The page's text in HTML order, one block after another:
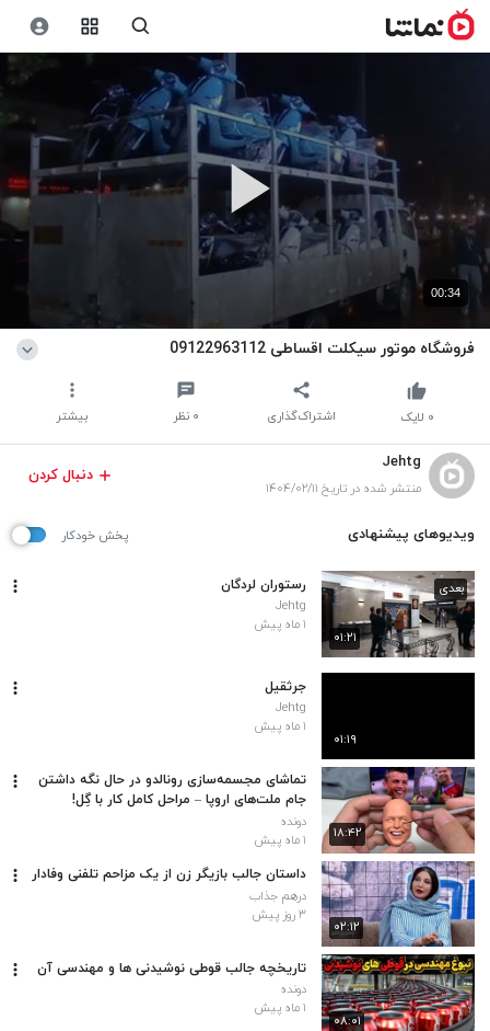
00:34
فروشگاه موتور سیکلت اقساطی 09122963112
اشتراک‌گذاری ۰ نظر بیشتر ۰ لایک
Jehtg
منتشر شده در تاریخ ۱۴۰۴/۰۲/۱۱
دنبال کردن
ویدیوهای پیشنهادی پخش خودکار
۰۱:۲۱
بعدی رستوران لردگان
Jehtg
۱ ماه پیش
۰۱:۱۹
جرثقیل
Jehtg
۱ ماه پیش
۱۸:۴۲
تماشای مجسمه‌سازی رونالدو در حال نگه داشتن
جام ملت‌های اروپا – مراحل کامل کار با گِل!
دونده
۱ ماه پیش
۰۲:۱۲
داستان جالب بازیگر زن از یک مزاحم تلفنی وفادار
درهم جذاب
۳ روز پیش
۰۸:۰۱
تاریخچه جالب قوطی نوشیدنی ها و مهندسی آن
دونده
۱ ماه پیش